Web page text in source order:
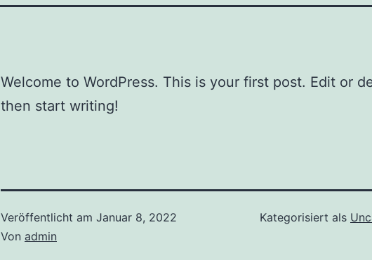
Welcome to WordPress. This is your first post. Edit or
then start writing!
Veröffentlicht am Januar 8, 2022
Von admin
Kategorisiert als